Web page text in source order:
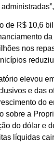
de R$ 10,6
nos
elevou
e das
do
sobre a
do dólar e
líquidas